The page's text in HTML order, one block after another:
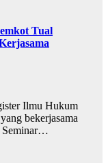
Tual
Ilmu Hukum
bekerjasama
Seminar…